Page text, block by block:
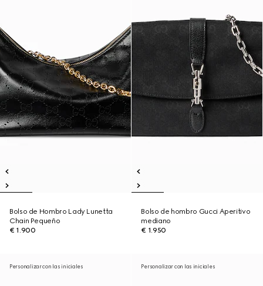
Bolso de Hombro Lady Lunetta
Chain Pequeño
€ 1.900
Bolso de hombro Gucci Aperitivo
mediano
€ 1.950
Personalizar con las iniciales Personalizar con las iniciales